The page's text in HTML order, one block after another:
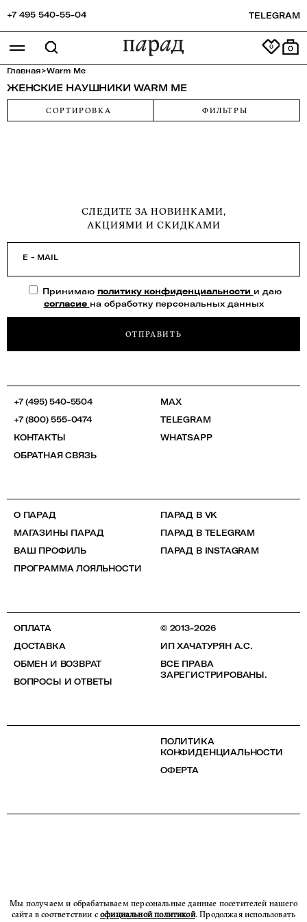
+7 495 540-55-04 TELEGRAM
0
Главная>Warm Me
ЖЕНСКИЕ НАУШНИКИ WARM ME
СОРТИРОВКА ФИЛЬТРЫ
СЛЕДИТЕ ЗА НОВИНКАМИ,
АКЦИЯМИ И СКИДКАМИ
E - MAIL
Принимаю политику конфиденциальности и даю
согласие на обработку персональных данных
ОТПРАВИТЬ
+7 (495) 540-5504
+7 (800) 555-0474
КОНТАКТЫ
ОБРАТНАЯ СВЯЗЬ
MAX
TELEGRAM
WHATSAPP
О ПАРАД
МАГАЗИНЫ ПАРАД
ВАШ ПРОФИЛЬ
ПРОГРАММА ЛОЯЛЬНОСТИ
ПАРАД В VK
ПАРАД В TELEGRAM
ПАРАД В INSTAGRAM
ОПЛАТА
ДОСТАВКА
ОБМЕН И ВОЗВРАТ
ВОПРОСЫ И ОТВЕТЫ
© 2013-2026
ИП ХАЧАТУРЯН А.С.
ВСЕ ПРАВА
ЗАРЕГИСТРИРОВАНЫ.
ПОЛИТИКА
КОНФИДЕНЦИАЛЬНОСТИ
ОФЕРТА
Мы получаем и обрабатываем персональные данные посетителей нашего
сайта в соответствии софициальной политикой. Продолжая использовать